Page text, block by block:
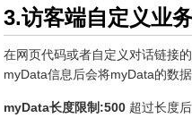
3.访客端自定义业
在网页代码或者自定义对话链接
myData信息后会将myData的数
myData长度限制:500 超过长度